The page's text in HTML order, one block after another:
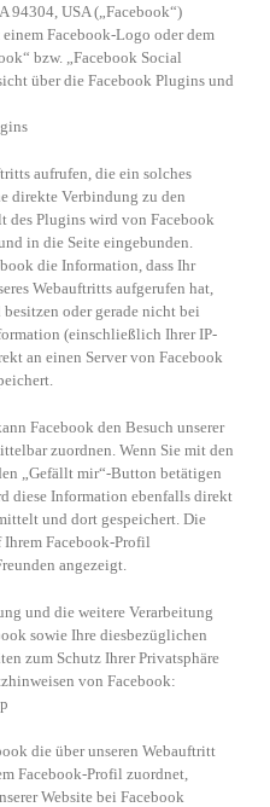
94304, USA („Facebook“)
Facebook-Logo oder dem
bzw. „Facebook Social
über die Facebook Plugins und
aufrufen, die ein solches
direkte Verbindung zu den
des Plugins wird von Facebook
in die Seite eingebunden.
die Information, dass Ihr
Webauftritts aufgerufen hat,
oder gerade nicht bei
(einschließlich Ihrer IP-
an einen Server von Facebook
Facebook den Besuch unserer
zuordnen. Wenn Sie mit den
„Gefällt mir“-Button betätigen
diese Information ebenfalls direkt
und dort gespeichert. Die
Facebook-Profil
angezeigt.
und die weitere Verarbeitung
sowie Ihre diesbezüglichen
zum Schutz Ihrer Privatsphäre
von Facebook:
die über unseren Webauftritt
Facebook-Profil zuordnet,
Website bei Facebook